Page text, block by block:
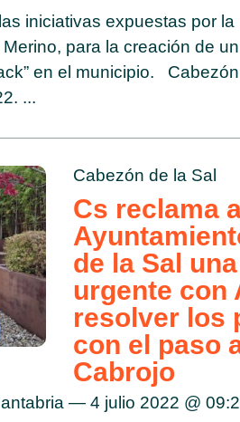
iniciativas expuestas por
para la creación de
en el municipio.
...
Cabezón de la Sal
Cs reclama
de la Sal
urgente con
resolver los
con el paso
Cabrojo
— 4 julio 2022 @